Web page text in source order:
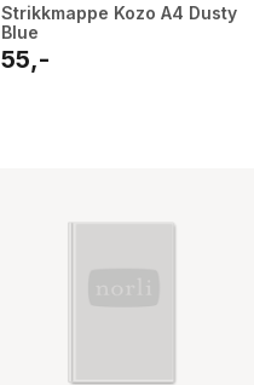
Strikkmappe Kozo A4 Dusty
Blue
55,-